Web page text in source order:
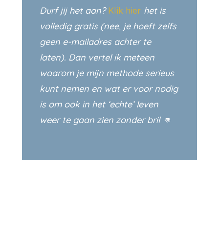
Durf jij het aan?Klik hier het is
volledig gratis (nee, je hoeft zelfs
geen e-mailadres achter te
laten). Dan vertel ik meteen
waarom je mijn methode serieus
kunt nemen en wat er voor nodig
is om ook in het ‘echte’ leven
weer te gaan zien zonder bril 👊